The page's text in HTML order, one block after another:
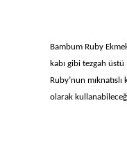
Bambum Ruby
kabı gibi tezgah
Ruby’nun
olarak